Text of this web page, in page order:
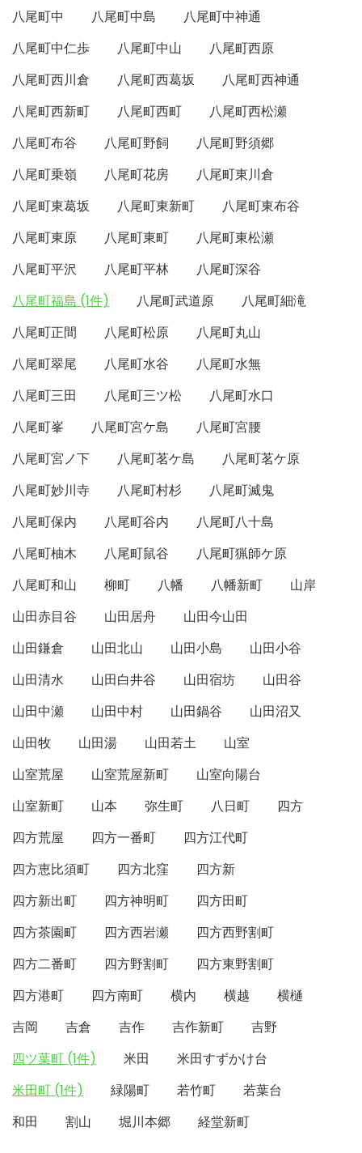
八尾町中
八尾町中島
八尾町中神通
八尾町中仁歩
八尾町中山
八尾町西原
八尾町西川倉
八尾町西葛坂
八尾町西神通
八尾町西新町
八尾町西町
八尾町西松瀬
八尾町布谷
八尾町野飼
八尾町野須郷
八尾町乗嶺
八尾町花房
八尾町東川倉
八尾町東葛坂
八尾町東新町
八尾町東布谷
八尾町東原
八尾町東町
八尾町東松瀬
八尾町平沢
八尾町平林
八尾町深谷
八尾町福島 (1件)
八尾町武道原
八尾町細滝
八尾町正間
八尾町松原
八尾町丸山
八尾町翠尾
八尾町水谷
八尾町水無
八尾町三田
八尾町三ツ松
八尾町水口
八尾町峯
八尾町宮ケ島
八尾町宮腰
八尾町宮ノ下
八尾町茗ケ島
八尾町茗ケ原
八尾町妙川寺
八尾町村杉
八尾町滅鬼
八尾町保内
八尾町谷内
八尾町八十島
八尾町柚木
八尾町鼠谷
八尾町猟師ケ原
八尾町和山
柳町 八幡 八幡新町
山岸
山田赤目谷
山田居舟
山田今山田
山田鎌倉
山田北山 山田小島
山田小谷
山田清水
山田白井谷 山田宿坊
山田谷
山田中瀬
山田中村 山田鍋谷
山田沼又
山田牧
山田湯 山田若土
山室
山室荒屋
山室荒屋新町
山室向陽台
山室新町
山本 弥生町 八日町
四方
四方荒屋
四方一番町
四方江代町
四方恵比須町
四方北窪
四方新
四方新出町
四方神明町
四方田町
四方茶園町
四方西岩瀬
四方西野割町
四方二番町
四方野割町
四方東野割町
四方港町
四方南町 横内 横越
横樋
吉岡
吉倉 吉作 吉作新町
吉野
四ツ葉町 (1件)
米田
米田すずかけ台
米田町 (1件)
緑陽町 若竹町
若葉台
和田
割山 堀川本郷 経堂新町